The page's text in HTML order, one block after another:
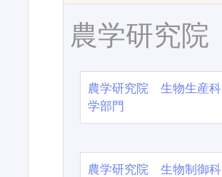
農学研究院
農学研究院 生物生産科
学部門
農学研究院 生物制御科